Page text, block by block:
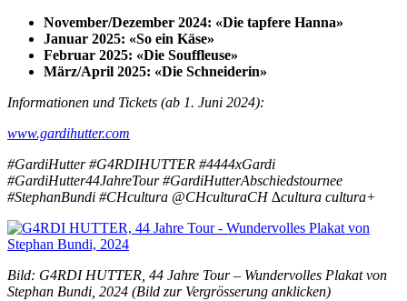
November/Dezember 2024: «Die tapfere Hanna»
Januar 2025: «So ein Käse»
Februar 2025: «Die Souffleuse»
März/April 2025: «Die Schneiderin»
Informationen und Tickets (ab 1. Juni 2024):
www.gardihutter.com
#GardiHutter #G4RDIHUTTER #4444xGardi
#GardiHutter44JahreTour #GardiHutterAbschiedstournee
#StephanBundi #CHcultura @CHculturaCH ∆cultura cultura+
Bild: G4RDI HUTTER, 44 Jahre Tour – Wundervolles Plakat von
Stephan Bundi, 2024 (Bild zur Vergrösserung anklicken)